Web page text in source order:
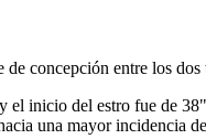
concepción entre los
inicio del estro fue de
una mayor incidencia